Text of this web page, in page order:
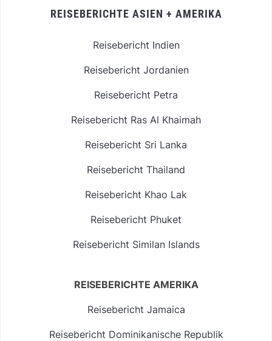
REISEBERICHTE ASIEN + AMERIKA
Reisebericht Indien
Reisebericht Jordanien
Reisebericht Petra
Reisebericht Ras Al Khaimah
Reisebericht Sri Lanka
Reisebericht Thailand
Reisebericht Khao Lak
Reisebericht Phuket
Reisebericht Similan Islands
REISEBERICHTE AMERIKA
Reisebericht Jamaica
Reisebericht Dominikanische Republik